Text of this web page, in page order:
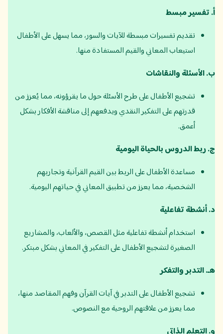
أ.تفسير مبسط
تقديم تفسيرات مبسطة للآيات والسور، مما يسهل على الأطفال
استيعاب المعاني والقيم المستفادة منها.
ب.الأسئلة والنقاشات
تشجيع الأطفال على طرح الأسئلة حول ما يقرؤونه، مما يُعزز من
قدرتهم على التفكير النقدي ويدفعهم إلى مناقشة الأفكار بشكل
أعمق.
ج.ربط الدروس بالحياة اليومية
مساعدة الأطفال على الربط بين القيم القرآنية وتجاربهم
الشخصية، مما يعزز من تطبيق المعاني في حياتهم اليومية.
د.أنشطة تفاعلية
استخدام أنشطة تفاعلية مثل القصص، والألعاب، والمشاريع
الصغيرة لتشجيع الأطفال على التفكير في المعاني بشكل مبتكر.
هـ.التدبر والتفكر
تشجيع الأطفال على التدبر في آيات القرآن وفهم المقاصد منها،
مما يعزز من علاقتهم الروحية مع النصوص.